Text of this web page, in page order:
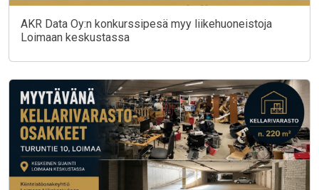
AKR Data Oy:n konkurssipesä myy liikehuoneistoja
Loimaan keskustassa